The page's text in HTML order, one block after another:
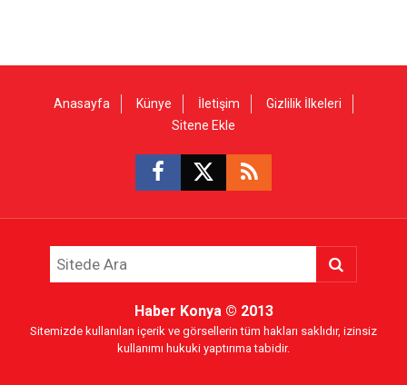
Anasayfa Künye İletişim
Gizlilik İlkeleri
Sitene Ekle
Haber Konya© 2013
Sitemizde kullanılan içerik ve görsellerin tüm hakları saklıdır, izinsiz
kullanımı hukuki yaptırıma tabidir.